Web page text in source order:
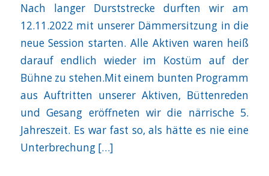
Nach langer Durststrecke durften wir am
12.11.2022 mit unserer Dämmersitzung in die
neue Session starten. Alle Aktiven waren heiß
darauf endlich wieder im Kostüm auf der
Bühne zu stehen.Mit einem bunten Programm
aus Auftritten unserer Aktiven, Büttenreden
und Gesang eröffneten wir die närrische 5.
Jahreszeit. Es war fast so, als hätte es nie eine
Unterbrechung […]